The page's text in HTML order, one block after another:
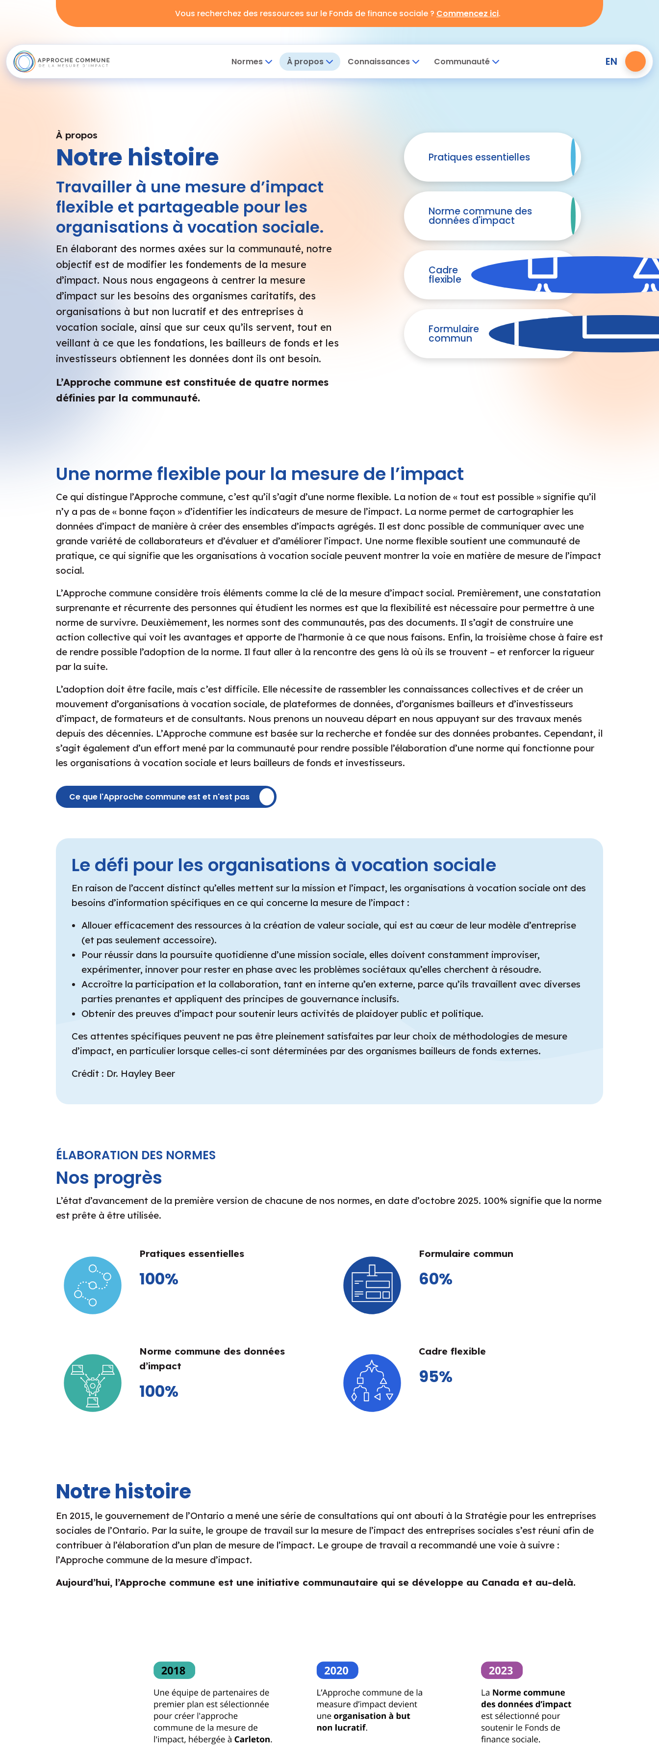
Vous recherchez des ressources sur le Fonds de finance sociale ? Commencez ici.
Normes À propos Connaissances Communauté EN
À propos
Notre histoire
Travailler à une mesure d’impact
flexible et partageable pour les
organisations à vocation sociale.
En élaborant des normes axées sur la communauté, notre
objectif est de modifier les fondements de la mesure
d’impact. Nous nous engageons à centrer la mesure
d’impact sur les besoins des organismes caritatifs, des
organisations à but non lucratif et des entreprises à
vocation sociale, ainsi que sur ceux qu’ils servent, tout en
veillant à ce que les fondations, les bailleurs de fonds et les
investisseurs obtiennent les données dont ils ont besoin.
L’Approche commune est constituée de quatre normes
définies par la communauté.
Pratiques essentielles
Norme commune des
données d'impact
Cadre
flexible
Formulaire
commun
Une norme flexible pour la mesure de l’impact
Ce qui distingue l’Approche commune, c’est qu’il s’agit d’une norme flexible. La notion de « tout est possible » signifie qu’il
n’y a pas de « bonne façon » d’identifier les indicateurs de mesure de l’impact. La norme permet de cartographier les
données d’impact de manière à créer des ensembles d’impacts agrégés. Il est donc possible de communiquer avec une
grande variété de collaborateurs et d’évaluer et d’améliorer l’impact. Une norme flexible soutient une communauté de
pratique, ce qui signifie que les organisations à vocation sociale peuvent montrer la voie en matière de mesure de l’impact
social.
L’Approche commune considère trois éléments comme la clé de la mesure d’impact social. Premièrement, une constatation
surprenante et récurrente des personnes qui étudient les normes est que la flexibilité est nécessaire pour permettre à une
norme de survivre. Deuxièmement, les normes sont des communautés, pas des documents. Il s’agit de construire une
action collective qui voit les avantages et apporte de l’harmonie à ce que nous faisons. Enfin, la troisième chose à faire est
de rendre possible l’adoption de la norme. Il faut aller à la rencontre des gens là où ils se trouvent – et renforcer la rigueur
par la suite.
L’adoption doit être facile, mais c’est difficile. Elle nécessite de rassembler les connaissances collectives et de créer un
mouvement d’organisations à vocation sociale, de plateformes de données, d’organismes bailleurs et d’investisseurs
d’impact, de formateurs et de consultants. Nous prenons un nouveau départ en nous appuyant sur des travaux menés
depuis des décennies. L’Approche commune est basée sur la recherche et fondée sur des données probantes. Cependant, il
s’agit également d’un effort mené par la communauté pour rendre possible l’élaboration d’une norme qui fonctionne pour
les organisations à vocation sociale et leurs bailleurs de fonds et investisseurs.
Ce que l'Approche commune est et n'est pas
Le défi pour les organisations à vocation sociale
En raison de l’accent distinct qu’elles mettent sur la mission et l’impact, les organisations à vocation sociale ont des
besoins d’information spécifiques en ce qui concerne la mesure de l’impact :
Allouer efficacement des ressources à la création de valeur sociale, qui est au cœur de leur modèle d’entreprise
(et pas seulement accessoire).
Pour réussir dans la poursuite quotidienne d’une mission sociale, elles doivent constamment improviser,
expérimenter, innover pour rester en phase avec les problèmes sociétaux qu’elles cherchent à résoudre.
Accroître la participation et la collaboration, tant en interne qu’en externe, parce qu’ils travaillent avec diverses
parties prenantes et appliquent des principes de gouvernance inclusifs.
Obtenir des preuves d’impact pour soutenir leurs activités de plaidoyer public et politique.
Ces attentes spécifiques peuvent ne pas être pleinement satisfaites par leur choix de méthodologies de mesure
d’impact, en particulier lorsque celles-ci sont déterminées par des organismes bailleurs de fonds externes.
Crédit : Dr. Hayley Beer
ÉLABORATION DES NORMES
Nos progrès
L’état d’avancement de la première version de chacune de nos normes, en date d’octobre 2025. 100% signifie que la norme
est prête à être utilisée.
Pratiques essentielles
100%
Formulaire commun
60%
Norme commune des données
d’impact
100%
Cadre flexible
95%
Notre histoire
En 2015, le gouvernement de l’Ontario a mené une série de consultations qui ont abouti à la Stratégie pour les entreprises
sociales de l’Ontario. Par la suite, le groupe de travail sur la mesure de l’impact des entreprises sociales s’est réuni afin de
contribuer à l’élaboration d’un plan de mesure de l’impact. Le groupe de travail a recommandé une voie à suivre :
l’Approche commune de la mesure d’impact.
Aujourd’hui, l’Approche commune est une initiative communautaire qui se développe au Canada et au-delà.